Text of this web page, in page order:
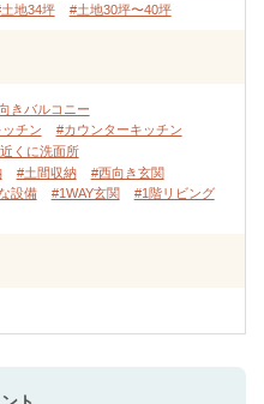
地34坪 #土地30坪〜40坪
きバルコニー
チン
#カウンターキッチン
くに洗面所
#土間収納
#西向き玄関
設備 #1WAY玄関
#1階リビング